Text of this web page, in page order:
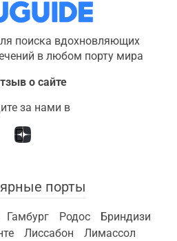
поиска вдохновляющих
в любом порту мира
о сайте
за нами в
порты
Гамбург Родос
Бриндизи
Лиссабон
Лимассол